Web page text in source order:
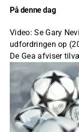
På denne dag
Video: Se Gary
udfordringen op
De Gea afviser